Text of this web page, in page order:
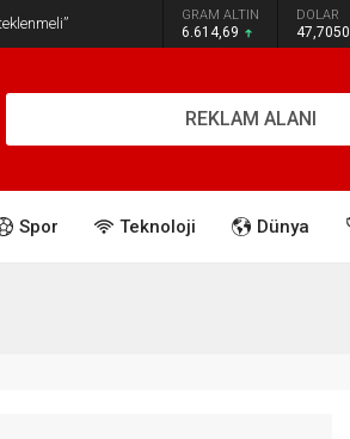
GRAM ALTIN
6.614,69
DOLAR
47,7050
REKLAM ALANI
Spor Teknoloji Dünya